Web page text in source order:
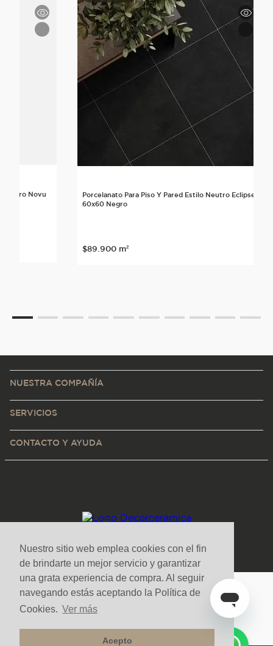
Nuestro sitio web emplea cookies con el fin
de brindarte un mejor servicio y garantizar
una grata experiencia de compra. Al seguir
navegando estás aceptando la Política de
Cookies. Ver más
Acepto
Neutro Novu
Porcelanato Para Piso Y Pared Estilo Neutro Eclipse
60x60 Negro
$89.900 m²
NUESTRA COMPAÑÍA
SERVICIOS
CONTACTO Y AYUDA
Medios de pago y sitio seguro